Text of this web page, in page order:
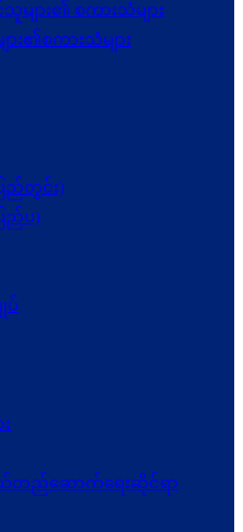
င်သူများ၏ စကားသံများ
ျား၏စကားသံများ
ြည်တွင်း)
ြည်ပ)
ပ်
တည်ဆောက်ရေးဆိုင်ရာ